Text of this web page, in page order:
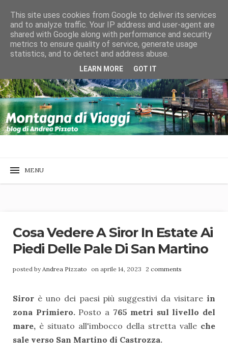
Cosa Vedere A Siror In Estate Ai
Piedi Delle Pale Di San Martino
posted by Andrea Pizzato on aprile 14, 2023 2 comments
Siror è uno dei paesi più suggestivi da visitare in
zona Primiero.Posto a 765 metri sul livello del
mare, è situato all'imbocco della stretta valle che
sale verso San Martino di Castrozza.
This site uses cookies from Google to deliver its services
and to analyze traffic. Your IP address and user-agent are
shared with Google along with performance and security
metrics to ensure quality of service, generate usage
statistics, and to detect and address abuse.
LEARN MORE GOT IT